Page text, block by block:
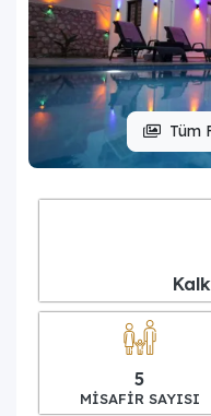
Tüm
5
MISAFIR SAYISI